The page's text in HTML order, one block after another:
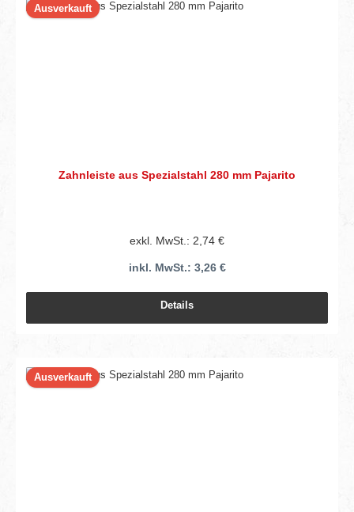
Ausverkauft
Zahnleiste aus Spezialstahl 280 mm Pajarito
exkl. MwSt.: 2,74 €
inkl. MwSt.: 3,26 €
Details
Ausverkauft